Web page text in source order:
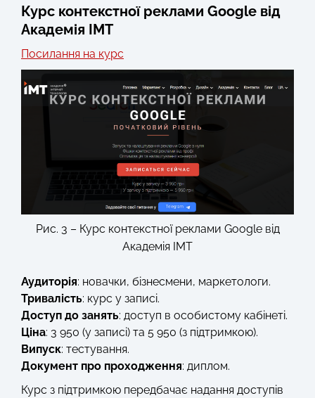
Курс контекстної реклами Google від
Академія IMT
Посилання на курс
Рис. 3 – Курс контекстної реклами Google від
Академія IMT
Аудиторія: новачки, бізнесмени, маркетологи.
Тривалість: курс у записі.
Доступ до занять: доступ в особистому кабінеті.
Ціна: 3 950 (у записі) та 5 950 (з підтримкою).
Випуск: тестування.
Документ про проходження: диплом.
Курс з підтримкою передбачає надання доступів